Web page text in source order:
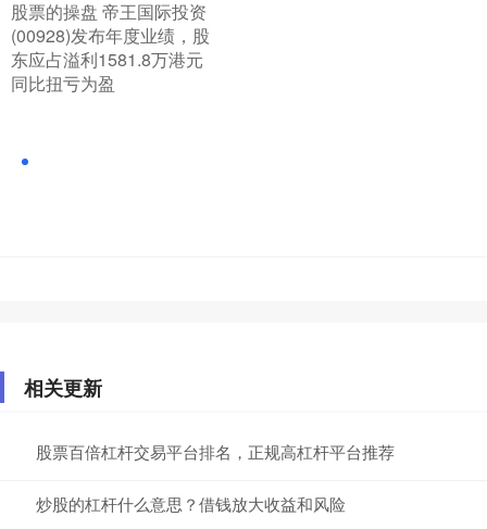
​股票的操盘 帝王国际投资
(00928)发布年度业绩，股
东应占溢利1581.8万港元
同比扭亏为盈
相关更新
股票百倍杠杆交易平台排名，正规高杠杆平台推荐
炒股的杠杆什么意思？借钱放大收益和风险